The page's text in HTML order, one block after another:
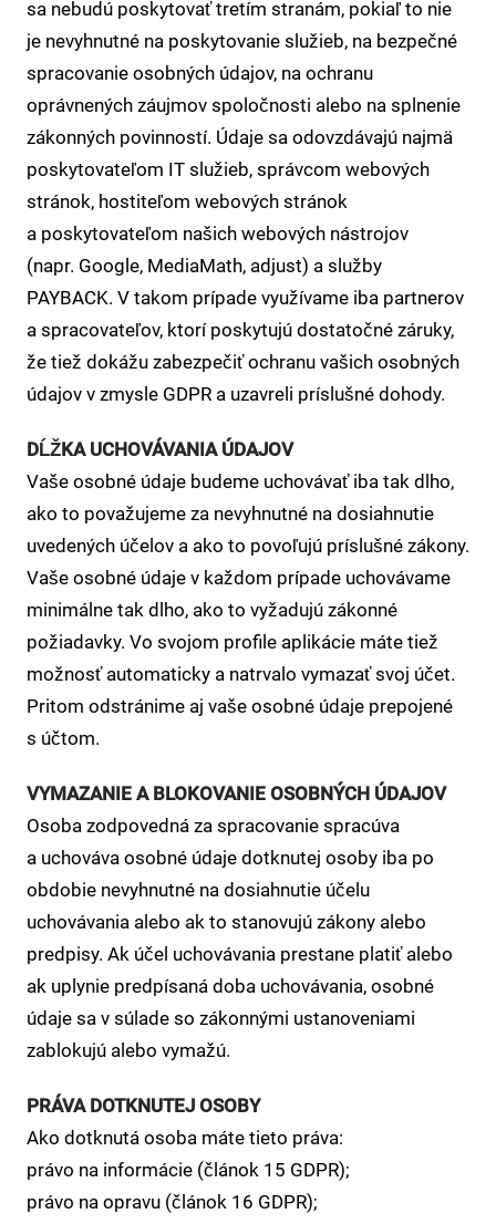
sa nebudú poskytovať tretím stranám, pokiaľ to nie
je nevyhnutné na poskytovanie služieb, na bezpečné
spracovanie osobných údajov, na ochranu
oprávnených záujmov spoločnosti alebo na splnenie
zákonných povinností. Údaje sa odovzdávajú najmä
poskytovateľom IT služieb, správcom webových
stránok, hostiteľom webových stránok
a poskytovateľom našich webových nástrojov
(napr. Google, MediaMath, adjust) a služby
PAYBACK. V takom prípade využívame iba partnerov
a spracovateľov, ktorí poskytujú dostatočné záruky,
že tiež dokážu zabezpečiť ochranu vašich osobných
údajov v zmysle GDPR a uzavreli príslušné dohody.
DĹŽKA UCHOVÁVANIA ÚDAJOV
Vaše osobné údaje budeme uchovávať iba tak dlho,
ako to považujeme za nevyhnutné na dosiahnutie
uvedených účelov a ako to povoľujú príslušné zákony.
Vaše osobné údaje v každom prípade uchovávame
minimálne tak dlho, ako to vyžadujú zákonné
požiadavky. Vo svojom profile aplikácie máte tiež
možnosť automaticky a natrvalo vymazať svoj účet.
Pritom odstránime aj vaše osobné údaje prepojené
s účtom.
VYMAZANIE A BLOKOVANIE OSOBNÝCH ÚDAJOV
Osoba zodpovedná za spracovanie spracúva
a uchováva osobné údaje dotknutej osoby iba po
obdobie nevyhnutné na dosiahnutie účelu
uchovávania alebo ak to stanovujú zákony alebo
predpisy. Ak účel uchovávania prestane platiť alebo
ak uplynie predpísaná doba uchovávania, osobné
údaje sa v súlade so zákonnými ustanoveniami
zablokujú alebo vymažú.
PRÁVA DOTKNUTEJ OSOBY
Ako dotknutá osoba máte tieto práva:
právo na informácie (článok 15 GDPR);
právo na opravu (článok 16 GDPR);